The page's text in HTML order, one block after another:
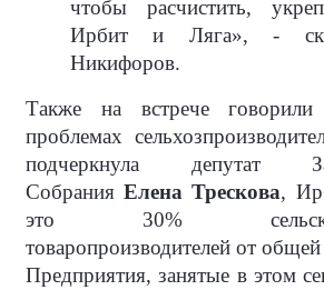
чтобы расчистить,
Ирбит и Ляга», -
Никифоров.
Также на встрече
проблемах
подчеркнула депутат
Собрания Елена Трескова,
это 30%
товаропроизводителей от
Предприятия, занятые в этом